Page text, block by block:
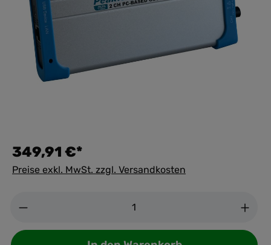
349,91 €*
Preise exkl. MwSt. zzgl. Versandkosten